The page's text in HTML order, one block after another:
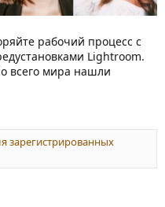
рабочий процесс с
Lightroom.
всего мира нашли
зарегистрированных